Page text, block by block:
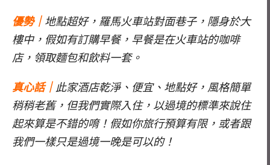
優勢｜ 地點超好，羅馬火車站對面巷子，隱身於大
樓中，假如有訂購早餐，早餐是在火車站的咖啡
店，領取麵包和飲料一套。
真心話｜ 此家酒店乾淨、便宜、地點好，風格簡單
稍稍老舊，但我們實際入住，以過境的標準來說住
起來算是不錯的唷！假如你旅行預算有限，或者跟
我們一樣只是過境一晚是可以的！